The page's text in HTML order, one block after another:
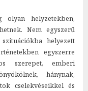
helyzetekben,
Nem egyszerű
helyezett
egyszerre
szerepet, emberi
hánynak,
cselekvéseikkel és